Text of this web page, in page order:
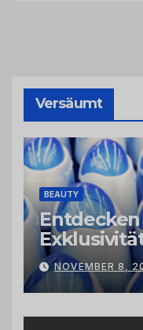
Versäumt
BEAUTY
NOVEMBER 8,